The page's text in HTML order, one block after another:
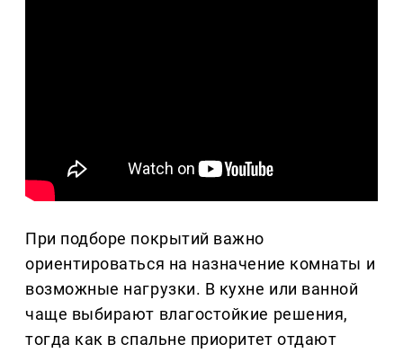
При подборе покрытий важно
ориентироваться на назначение комнаты и
возможные нагрузки. В кухне или ванной
чаще выбирают влагостойкие решения,
тогда как в спальне приоритет отдают